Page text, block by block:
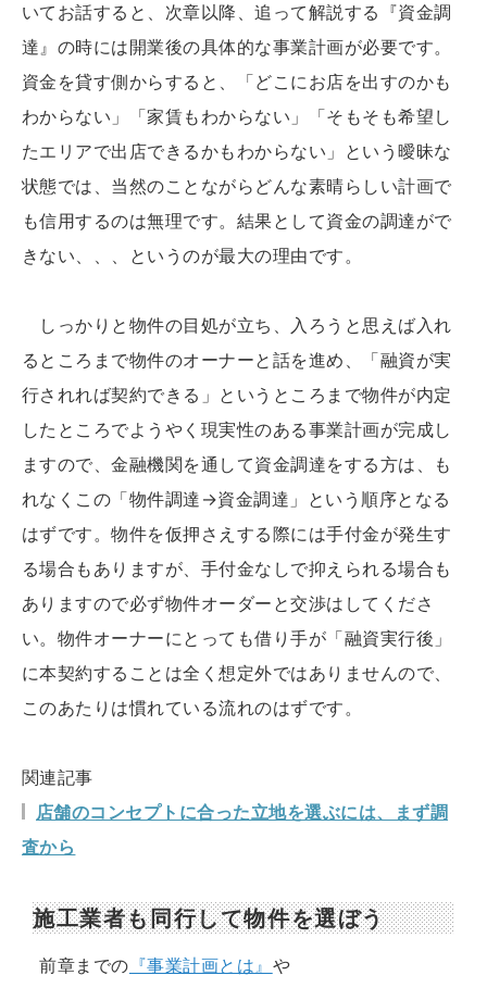
いてお話すると、次章以降、追って解説する『資金調
達』の時には開業後の具体的な事業計画が必要です。
資金を貸す側からすると、「どこにお店を出すのかも
わからない」「家賃もわからない」「そもそも希望し
たエリアで出店できるかもわからない」という曖昧な
状態では、当然のことながらどんな素晴らしい計画で
も信用するのは無理です。結果として資金の調達がで
きない、、、というのが最大の理由です。
しっかりと物件の目処が立ち、入ろうと思えば入れ
るところまで物件のオーナーと話を進め、「融資が実
行されれば契約できる」というところまで物件が内定
したところでようやく現実性のある事業計画が完成し
ますので、金融機関を通して資金調達をする方は、も
れなくこの「物件調達→資金調達」という順序となる
はずです。物件を仮押さえする際には手付金が発生す
る場合もありますが、手付金なしで抑えられる場合も
ありますので必ず物件オーダーと交渉はしてくださ
い。物件オーナーにとっても借り手が「融資実行後」
に本契約することは全く想定外ではありませんので、
このあたりは慣れている流れのはずです。
関連記事
店舗のコンセプトに合った立地を選ぶには、まず調
査から
施工業者も同行して物件を選ぼう
前章までの 『事業計画とは』 や